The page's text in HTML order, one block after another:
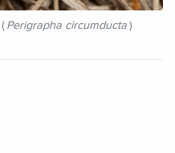
Perigrapha circumducta )